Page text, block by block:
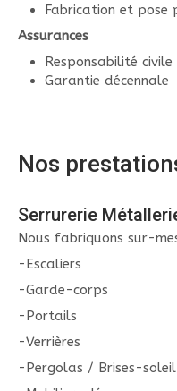
Fabrication et pose
Assurances
Responsabilité civile
Garantie décennale
Nos
Serrurerie
Nous fabriquons sur-
-Escaliers
-Garde-corps
-Portails
-Verrières
-Pergolas / Brises-soleil